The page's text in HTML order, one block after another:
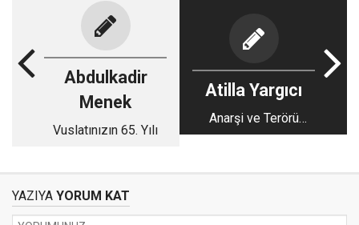
Abdulkadir
Menek
Vuslatınızın 65. Yılı
Atilla Yargıcı
Anarşi ve Terörü
Önlemede Risale-i
YAZIYA YORUM KAT